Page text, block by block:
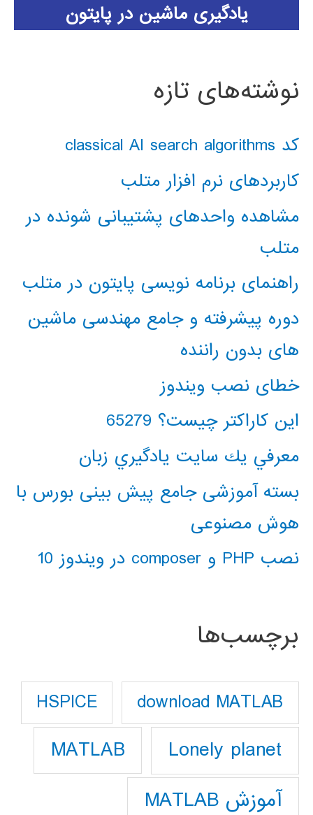
یادگیری ماشین در پایتون
نوشته‌های تازه
کد classical AI search algorithms
کاربردهای نرم افزار متلب
مشاهده واحدهای پشتیبانی شونده در
متلب
راهنمای برنامه نویسی پایتون در متلب
دوره پیشرفته و جامع مهندسی ماشین
های بدون راننده
خطای نصب ویندوز
این کاراکتر چیست؟ 65279
معرفي يك سايت يادگيري زبان
بسته آموزشی جامع پیش بینی بورس با
هوش مصنوعی
نصب PHP و composer در ویندوز 10
برچسب‌ها
download MATLAB
HSPICE
Lonely planet
MATLAB
آموزش MATLAB